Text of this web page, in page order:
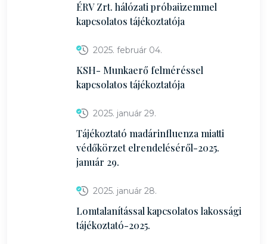
ÉRV Zrt. hálózati próbaüzemmel
kapcsolatos tájékoztatója
2025. február 04.
KSH- Munkaerő felméréssel
kapcsolatos tájékoztatója
2025. január 29.
Tájékoztató madárinfluenza miatti
védőkörzet elrendeléséről-2025.
január 29.
2025. január 28.
Lomtalanítással kapcsolatos lakossági
tájékoztató-2025.